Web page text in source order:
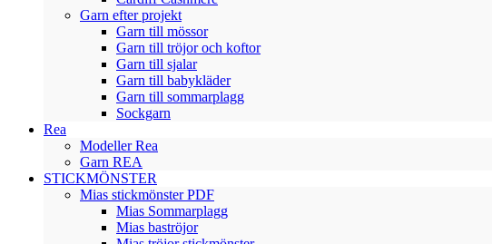
Garn efter projekt
Garn till mössor
Garn till tröjor och koftor
Garn till sjalar
Garn till babykläder
Garn till sommarplagg
Sockgarn
Rea
Modeller Rea
Garn REA
STICKMÖNSTER
Mias stickmönster PDF
Mias Sommarplagg
Mias baströjor